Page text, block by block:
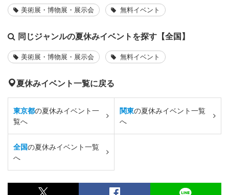
美術展・博物展・展示会 無料イベント
同じジャンルの夏休みイベントを探す【全国】
美術展・博物展・展示会 無料イベント
夏休みイベント一覧に戻る
東京都の夏休みイベント一
覧へ
関東の夏休みイベント一覧
へ
全国の夏休みイベント一覧
へ